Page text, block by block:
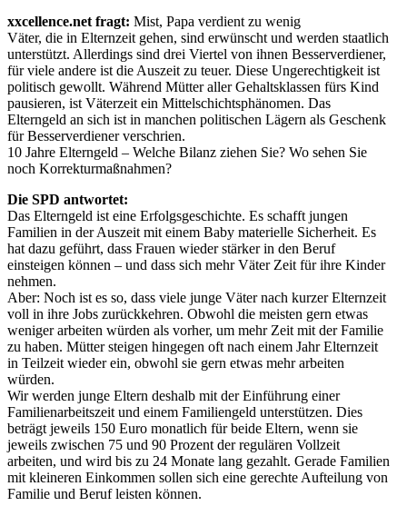
xxcellence.net fragt: Mist, Papa verdient zu wenig
Väter, die in Elternzeit gehen, sind erwünscht und werden staatlich
unterstützt. Allerdings sind drei Viertel von ihnen Besserverdiener,
für viele andere ist die Auszeit zu teuer. Diese Ungerechtigkeit ist
politisch gewollt. Während Mütter aller Gehaltsklassen fürs Kind
pausieren, ist Väterzeit ein Mittelschichtsphänomen. Das
Elterngeld an sich ist in manchen politischen Lägern als Geschenk
für Besserverdiener verschrien.
10 Jahre Elterngeld – Welche Bilanz ziehen Sie? Wo sehen Sie
noch Korrekturmaßnahmen?
Die SPD antwortet:
Das Elterngeld ist eine Erfolgsgeschichte. Es schafft jungen
Familien in der Auszeit mit einem Baby materielle Sicherheit. Es
hat dazu geführt, dass Frauen wieder stärker in den Beruf
einsteigen können – und dass sich mehr Väter Zeit für ihre Kinder
nehmen.
Aber: Noch ist es so, dass viele junge Väter nach kurzer Elternzeit
voll in ihre Jobs zurückkehren. Obwohl die meisten gern etwas
weniger arbeiten würden als vorher, um mehr Zeit mit der Familie
zu haben. Mütter steigen hingegen oft nach einem Jahr Elternzeit
in Teilzeit wieder ein, obwohl sie gern etwas mehr arbeiten
würden.
Wir werden junge Eltern deshalb mit der Einführung einer
Familienarbeitszeit und einem Familiengeld unterstützen. Dies
beträgt jeweils 150 Euro monatlich für beide Eltern, wenn sie
jeweils zwischen 75 und 90 Prozent der regulären Vollzeit
arbeiten, und wird bis zu 24 Monate lang gezahlt. Gerade Familien
mit kleineren Einkommen sollen sich eine gerechte Aufteilung von
Familie und Beruf leisten können.